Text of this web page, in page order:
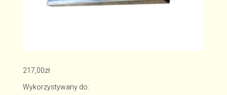
217,00zł
Wykorzystywany do: